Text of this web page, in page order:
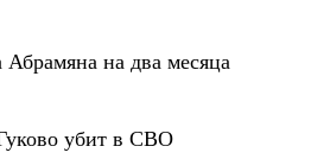
на два месяца
убит в СВО